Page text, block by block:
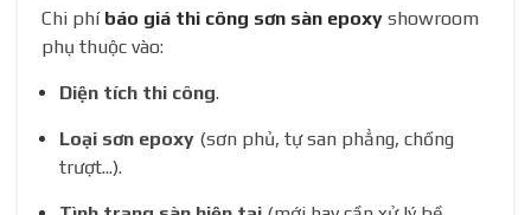
Chi phí báo giá thi công sơn sàn epoxy showroom
phụ thuộc vào:
Diện tích thi công.
Loại sơn epoxy (sơn phủ, tự san phẳng, chống
trượt...).